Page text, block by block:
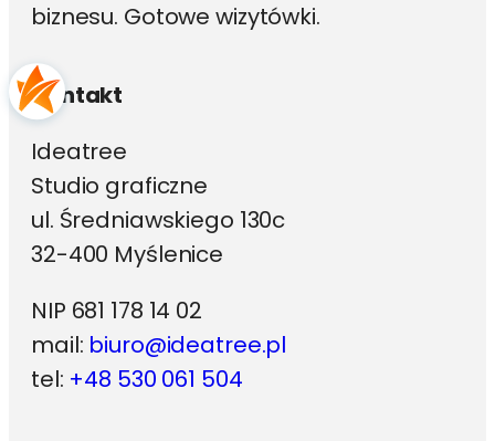
biznesu. Gotowe wizytówki.
Kontakt
Ideatree
Studio graficzne
ul. Średniawskiego 130c
32-400 Myślenice
NIP 681 178 14 02
mail: biuro@ideatree.pl
tel: +48 530 061 504